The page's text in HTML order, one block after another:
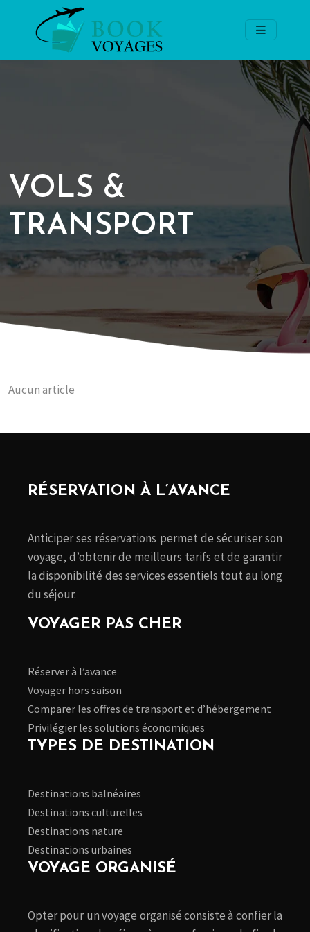
VOLS &
TRANSPORT
Aucun article
RÉSERVATION À L’AVANCE
Anticiper ses réservations permet de sécuriser son
voyage, d’obtenir de meilleurs tarifs et de garantir
la disponibilité des services essentiels tout au long
du séjour.
VOYAGER PAS CHER
Réserver à l’avance
Voyager hors saison
Comparer les offres de transport et d’hébergement
Privilégier les solutions économiques
TYPES DE DESTINATION
Destinations balnéaires
Destinations culturelles
Destinations nature
Destinations urbaines
VOYAGE ORGANISÉ
Opter pour un voyage organisé consiste à confier la